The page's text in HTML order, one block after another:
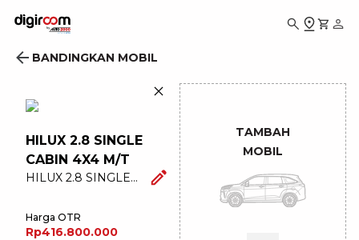
BANDINGKAN MOBIL
HILUX 2.8 SINGLE
CABIN 4X4 M/T
HILUX 2.8 SINGLE
Harga OTR
Rp416.800.000
TAMBAH
MOBIL